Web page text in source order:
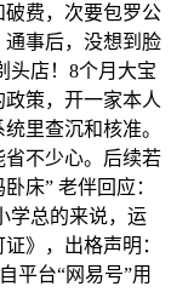
费，次要包罗公
事后，没想到脸
头店！8个月大宝
策，开一家本人
里查沉和核准。
不少心。后续若
床” 老伴回应：
学总的来说，运
》，出格声明：
平台“网易号”用